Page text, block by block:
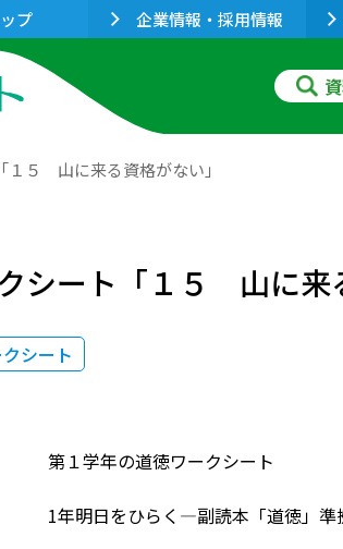
プ 企業情報・採用情報
１５ 山に来る資格がない」
シート「１５ 山に来
シート
第１学年の道徳ワークシート
1年明日をひらく―副読本「道徳」準